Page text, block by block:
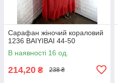
Сарафан жіночий кораловий
1236 BAIYIBAI 44-50
В наявності 16 од.
214,20 ₴ 238 ₴